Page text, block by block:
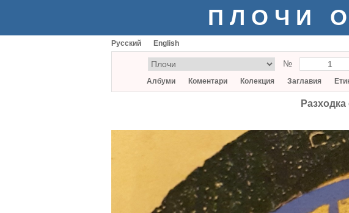
ПЛОЧИ
Русский English
№
Албуми Коментари Колекция Заглавия